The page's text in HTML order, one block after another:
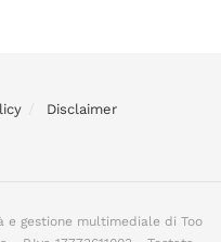
Disclaimer
gestione multimediale di Too